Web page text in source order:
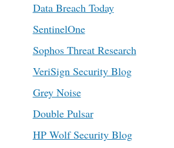
Data Breach Today
SentinelOne
Sophos Threat Research
VeriSign Security Blog
Grey Noise
Double Pulsar
HP Wolf Security Blog